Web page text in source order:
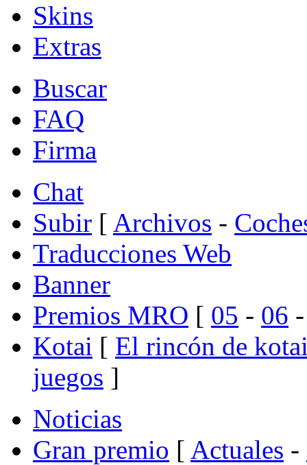
Skins
Extras
Buscar
FAQ
Firma
Chat
Subir [ Archivos -
Traducciones Web
Banner
Premios MRO [ 05 - 06
Kotai [ El rincón de
juegos ]
Noticias
Gran premio [ Actuales -